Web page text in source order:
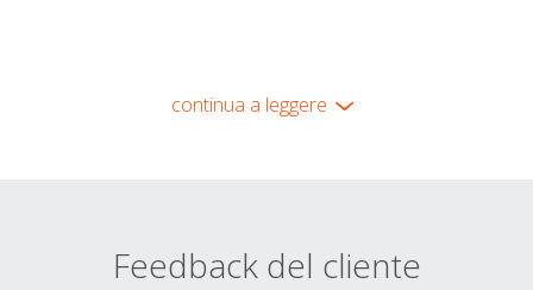
continua a leggere
Feedback del cliente